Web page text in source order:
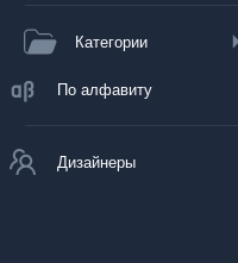
Категории
По алфавиту
Дизайнеры